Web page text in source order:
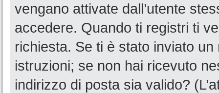
vengano attivate dall’utente
accedere. Quando ti registri ti
richiesta. Se ti è stato inviato
istruzioni; se non hai ricevuto
indirizzo di posta sia valido?